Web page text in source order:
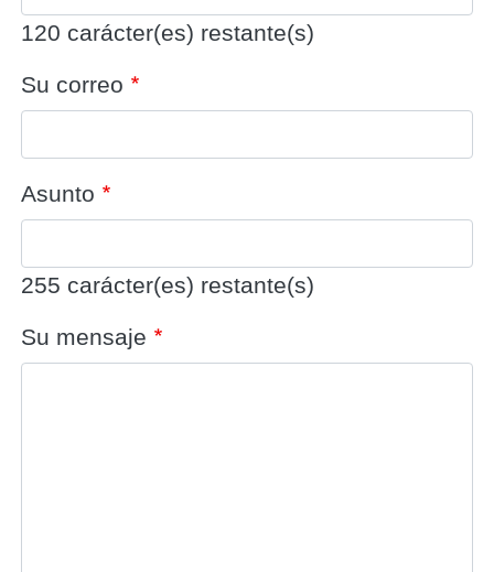
120 carácter(es) restante(s)
Su correo
Asunto
255 carácter(es) restante(s)
Su mensaje